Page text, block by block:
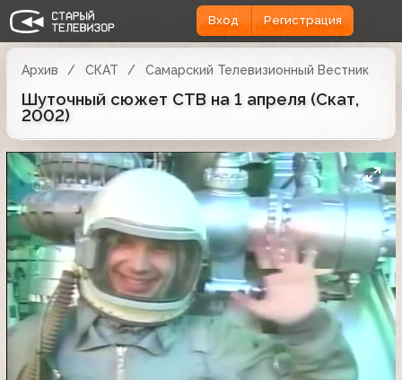
Вход Регистрация
Архив СКАТ Самарский Телевизионный Вестник
Шуточный сюжет СТВ на 1 апреля (Скат,
2002)